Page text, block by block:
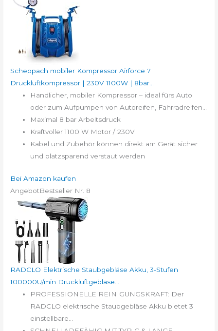
Scheppach mobiler Kompressor Airforce 7
Druckluftkompressor | 230V 1100W | 8bar...
Handlicher, mobiler Kompressor – ideal fürs Auto
oder zum Aufpumpen von Autoreifen, Fahrradreifen...
Maximal 8 bar Arbeitsdruck
Kraftvoller 1100 W Motor / 230V
Kabel und Zubehör können direkt am Gerät sicher
und platzsparend verstaut werden
Bei Amazon kaufen
AngebotBestseller Nr. 8
RADCLO Elektrische Staubgebläse Akku, 3-Stufen
100000U/min Druckluftgebläse...
PROFESSIONELLE REINIGUNGSKRAFT: Der
RADCLO elektrische Staubgebläse Akku bietet 3
einstellbare...